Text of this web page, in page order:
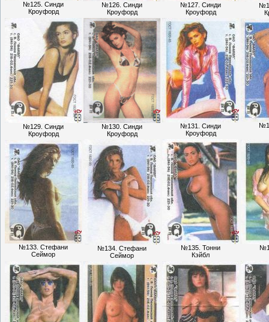
№125. Синди
Кроуфорд
№126. Синди
Кроуфорд
№127. Синди
Кроуфорд
№129. Синди
Кроуфорд
№130. Синди
Кроуфорд
№131. Синди
Кроуфорд
№133. Стефани
Сеймор
№134. Стефани
Сеймор
№135. Тонни
Кэйбл